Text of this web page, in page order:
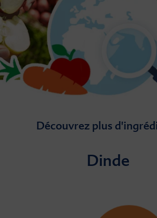
Découvrez plus
Dinde